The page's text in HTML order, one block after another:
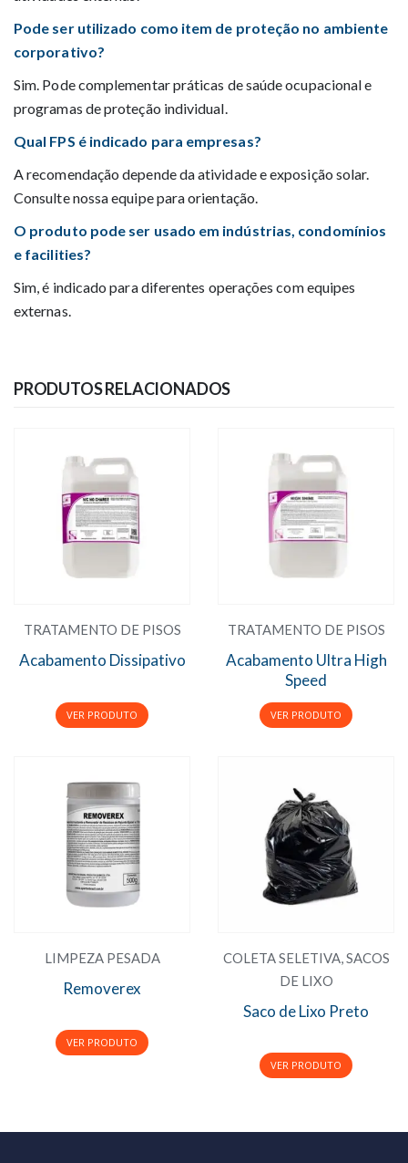
Pode ser utilizado como item de proteção no ambiente
corporativo?
Sim. Pode complementar práticas de saúde ocupacional e
programas de proteção individual.
Qual FPS é indicado para empresas?
A recomendação depende da atividade e exposição solar.
Consulte nossa equipe para orientação.
O produto pode ser usado em indústrias, condomínios
e facilities?
Sim, é indicado para diferentes operações com equipes
externas.
PRODUTOS RELACIONADOS
TRATAMENTO DE PISOS
Acabamento Dissipativo
TRATAMENTO DE PISOS
Acabamento Ultra High
Speed
LIMPEZA PESADA
Removerex
COLETA SELETIVA,SACOS
DE LIXO
Saco de Lixo Preto